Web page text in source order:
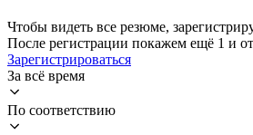
Чтобы видеть все резюме,
После регистрации покажем ещё 1 и
Зарегистрироваться
За всё время
По соответствию